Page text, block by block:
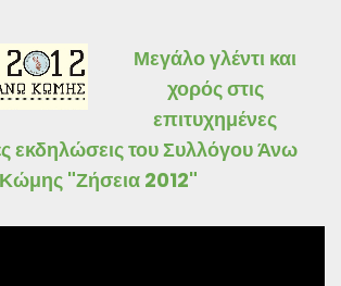
Μεγάλο γλέντι και
χορός στις
επιτυχημένες
εκδηλώσεις του Συλλόγου Άνω
Κώμης "Ζήσεια 2012"